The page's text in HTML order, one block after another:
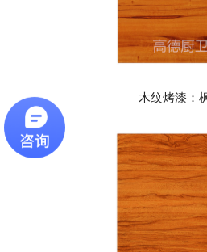
木纹烤漆：